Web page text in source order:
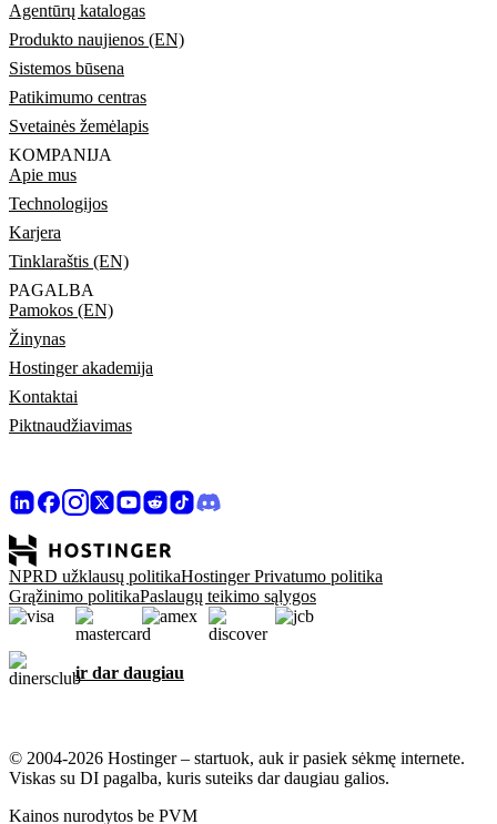
Agentūrų katalogas
Produkto naujienos (EN)
Sistemos būsena
Patikimumo centras
Svetainės žemėlapis
KOMPANIJA
Apie mus
Technologijos
Karjera
Tinklaraštis (EN)
PAGALBA
Pamokos (EN)
Žinynas
Hostinger akademija
Kontaktai
Piktnaudžiavimas
NPRD užklausų politikaHostinger Privatumo politika
Grąžinimo politikaPaslaugų teikimo sąlygos
ir dar daugiau
© 2004-2026 Hostinger – startuok, auk ir pasiek sėkmę internete.
Viskas su DI pagalba, kuris suteiks dar daugiau galios.
Kainos nurodytos be PVM